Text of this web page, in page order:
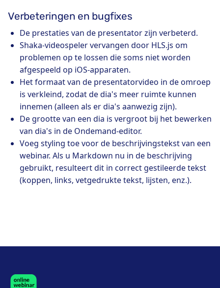
Verbeteringen en bugfixes
De prestaties van de presentator zijn verbeterd.
Shaka-videospeler vervangen door HLS.js om
problemen op te lossen die soms niet worden
afgespeeld op iOS-apparaten.
Het formaat van de presentatorvideo in de omroep
is verkleind, zodat de dia's meer ruimte kunnen
innemen (alleen als er dia's aanwezig zijn).
De grootte van een dia is vergroot bij het bewerken
van dia's in de Ondemand-editor.
Voeg styling toe voor de beschrijvingstekst van een
webinar. Als u Markdown nu in de beschrijving
gebruikt, resulteert dit in correct gestileerde tekst
(koppen, links, vetgedrukte tekst, lijsten, enz.).